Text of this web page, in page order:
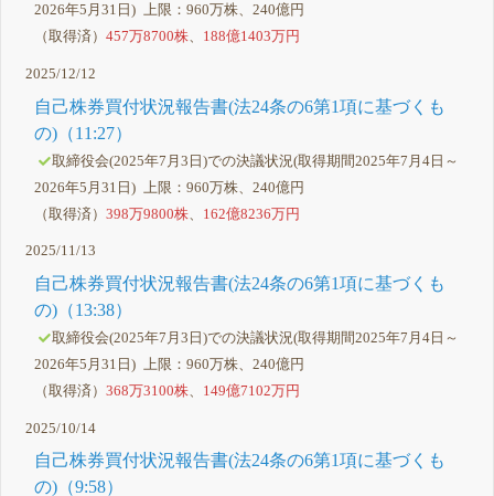
2026年5月31日) 上限：960万株、240億円
（取得済）457万8700株、 188億1403万円
2025/12/12
自己株券買付状況報告書(法24条の6第1項に基づくも
の)（11:27）
取締役会(2025年7月3日)での決議状況(取得期間2025年7月4日～
2026年5月31日) 上限：960万株、240億円
（取得済）398万9800株 162億8236万円
2025/11/13
自己株券買付状況報告書(法24条の6第1項に基づくも
の)（13:38）
取締役会(2025年7月3日)での決議状況(取得期間2025年7月4日～
2026年5月31日) 上限：960万株、240億円
（取得済）368万3100株、 149億7102万円
2025/10/14
自己株券買付状況報告書(法24条の6第1項に基づくも
の)（9:58）